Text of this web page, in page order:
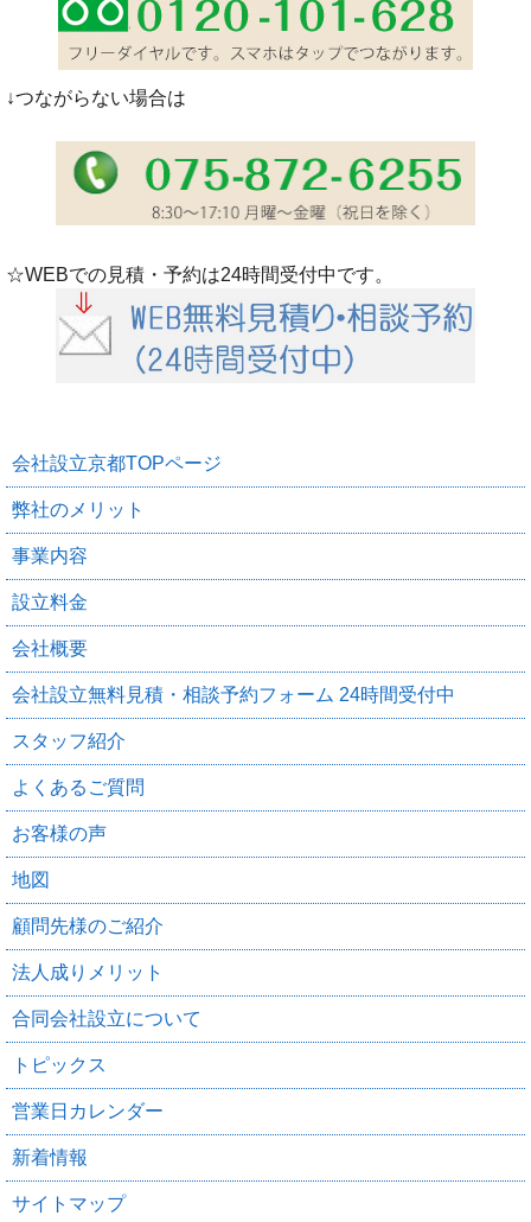
↓つながらない場合は
☆WEBでの見積・予約は24時間受付中です。
会社設立京都TOPページ
弊社のメリット
事業内容
設立料金
会社概要
会社設立無料見積・相談予約フォーム 24時間受付中
スタッフ紹介
よくあるご質問
お客様の声
地図
顧問先様のご紹介
法人成りメリット
合同会社設立について
トピックス
営業日カレンダー
新着情報
サイトマップ